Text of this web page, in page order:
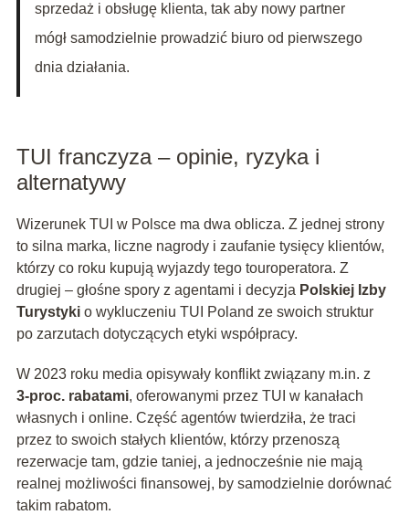
sprzedaż i obsługę klienta, tak aby nowy partner
mógł samodzielnie prowadzić biuro od pierwszego
dnia działania.
TUI franczyza – opinie, ryzyka i
alternatywy
Wizerunek TUI w Polsce ma dwa oblicza. Z jednej strony
to silna marka, liczne nagrody i zaufanie tysięcy klientów,
którzy co roku kupują wyjazdy tego touroperatora. Z
drugiej – głośne spory z agentami i decyzja Polskiej Izby
Turystykio wykluczeniu TUI Poland ze swoich struktur
po zarzutach dotyczących etyki współpracy.
W 2023 roku media opisywały konflikt związany m.in. z
3‑proc. rabatami, oferowanymi przez TUI w kanałach
własnych i online. Część agentów twierdziła, że traci
przez to swoich stałych klientów, którzy przenoszą
rezerwacje tam, gdzie taniej, a jednocześnie nie mają
realnej możliwości finansowej, by samodzielnie dorównać
takim rabatom.